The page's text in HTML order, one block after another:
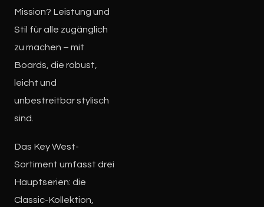
Mission? Leistung und
Stil für alle zugänglich
zu machen – mit
Boards, die robust,
leicht und
unbestreitbar stylisch
sind.
Das Key West-
Sortiment umfasst drei
Hauptserien: die
Classic-Kollektion,